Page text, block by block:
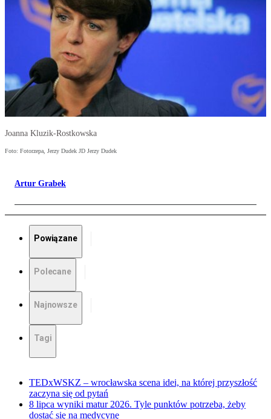
Joanna Kluzik-Rostkowska
Foto: Fotorzepa, Jerzy Dudek JD Jerzy Dudek
Artur Grabek
Powiązane
Polecane
Najnowsze
Tagi
TEDxWSKZ – wrocławska scena idei, na której przyszłość
zaczyna się od pytań
8 lipca wyniki matur 2026. Tyle punktów potrzeba, żeby
dostać się na medycynę